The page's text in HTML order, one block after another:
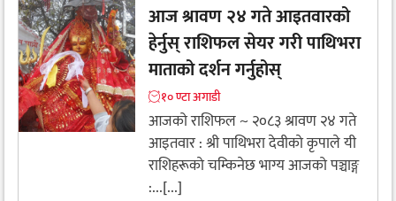
आज श्रावण २४ गते आइतवारको
हेर्नुस् राशिफल सेयर गरी पाथिभरा
माताको दर्शन गर्नुहोस्
१० ण्टा अगाडी
आजको राशिफल ~ २०८३ श्रावण २४ गते
आइतवार : श्री पाथिभरा देवीकाे कृपाले यी
राशिहरूकाे चम्किनेछ भाग्य आजको पञ्चाङ्ग
:...[...]